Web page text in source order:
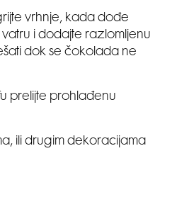
vrhnje, kada dođe
i dodajte razlomljenu
dok se čokolada ne
prelijte prohlađenu
ili drugim dekoracijama